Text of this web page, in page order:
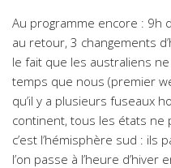
Au programme encore : 9h
au retour, 3 changements
le fait que les australiens
temps que nous (premier
qu’il y a plusieurs fuseaux
continent, tous les états ne
c’est l’hémisphère sud : ils
l’on passe à l’heure